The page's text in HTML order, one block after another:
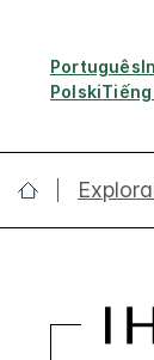
Português
Polski